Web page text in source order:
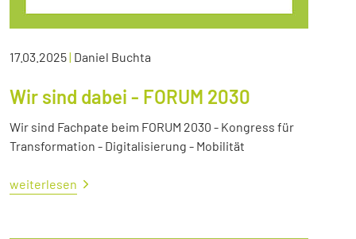
17.03.2025| Daniel Buchta
Wir sind dabei - FORUM 2030
Wir sind Fachpate beim FORUM 2030 - Kongress für
Transformation - Digitalisierung - Mobilität
weiterlesen